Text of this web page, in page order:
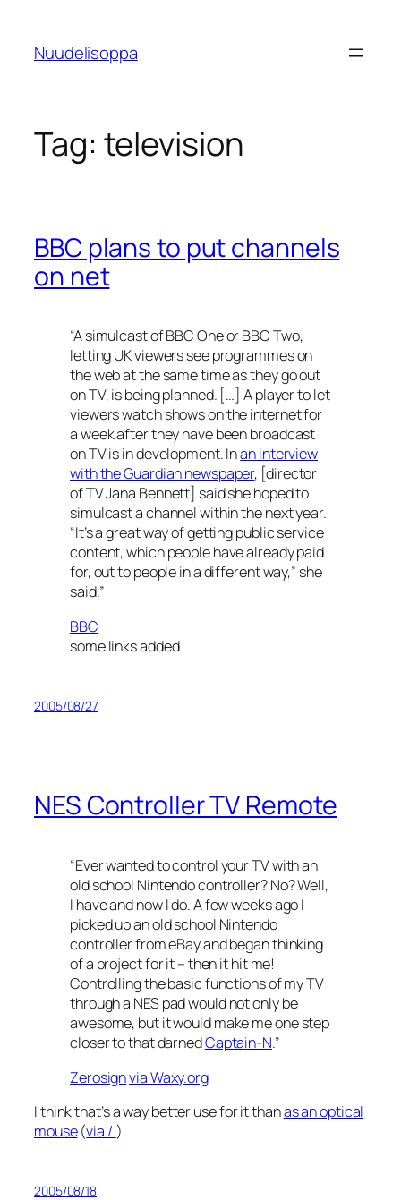
content
Nuudelisoppa
Tag: television
BBC plans to put channels
on net
“A simulcast of BBC One or BBC Two,
letting UK viewers see programmes on
the web at the same time as they go out
on TV, is being planned. […] A player to let
viewers watch shows on the internet for
a week after they have been broadcast
on TV is in development. Inan interview
with the Guardian newspaper, [director
of TV Jana Bennett] said she hoped to
simulcast a channel within the next year.
“It’s a great way of getting public service
content, which people have already paid
for, out to people in a different way,” she
said.”
BBC
some links added
2005/08/27
NES Controller TV Remote
“Ever wanted to control your TV with an
old school Nintendo controller? No? Well,
I have and now I do. A few weeks ago I
picked up an old school Nintendo
controller from eBay and began thinking
of a project for it – then it hit me!
Controlling the basic functions of my TV
through a NES pad would not only be
awesome, but it would make me one step
closer to that darnedCaptain-N.”
Zerosignvia Waxy.org
I think that’s a way better use for it thanas an optical
mouse(via /.).
2005/08/18